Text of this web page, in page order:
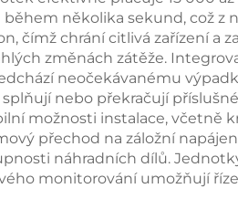
několika sekund, což z
čímž chrání citlivá zařízení a
změnách zátěže.
neočekávanému
nebo překračují
možnosti instalace, včetně
přechod na záložní
náhradních dílů.
monitorování umožňují